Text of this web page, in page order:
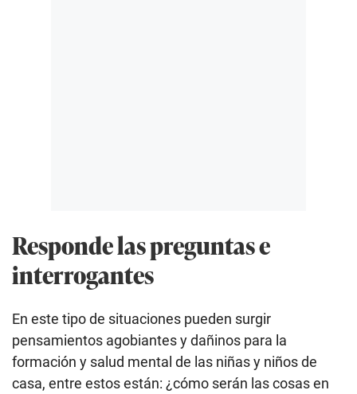
Responde las preguntas e
interrogantes
En este tipo de situaciones pueden surgir
pensamientos agobiantes y dañinos para la
formación y salud mental de las niñas y niños de
casa, entre estos están: ¿cómo serán las cosas en